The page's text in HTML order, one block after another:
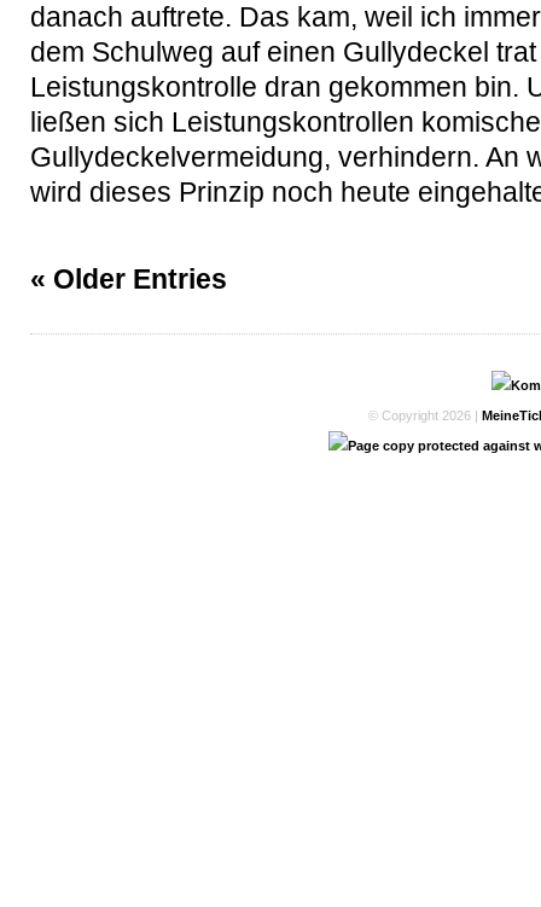
danach auftrete. Das kam, weil ich
dem Schulweg auf einen Gullydeckel
Leistungskontrolle dran gekommen bin.
ließen sich Leistungskontrollen
Gullydeckelvermeidung, verhindern. An
wird dieses Prinzip noch heute
« Older Entries
© Copyright 2026 |